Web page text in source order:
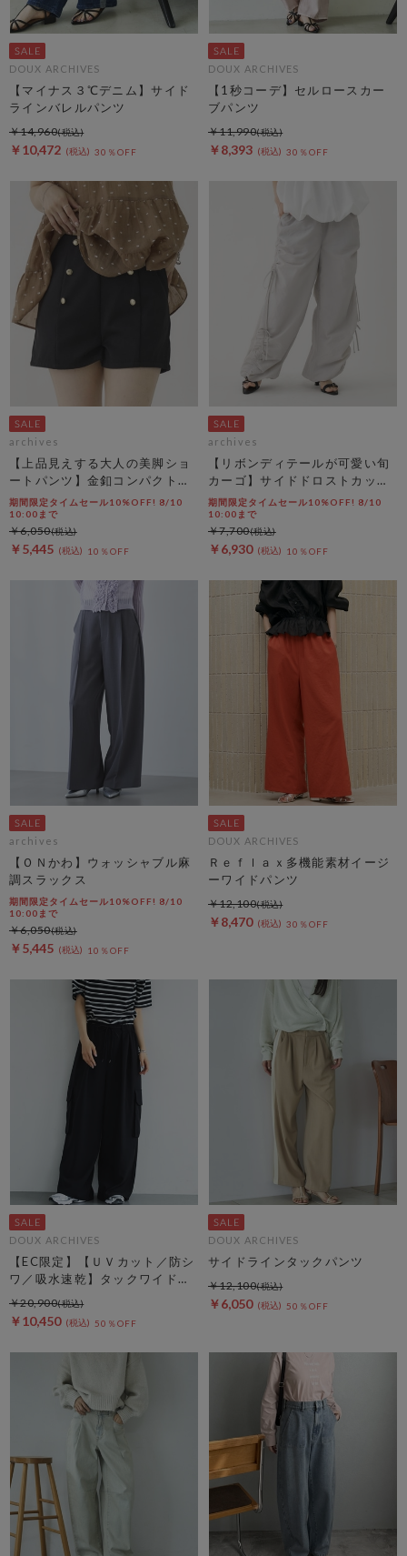
DOUX ARCHIVES
【マイナス３℃デニム】サイド
ラインバレルパンツ
￥10,472 30％OFF
￥14,960
DOUX ARCHIVES
【1秒コーデ】セルロースカー
ブパンツ
￥8,393 30％OFF
￥11,990
archives
【上品見えする大人の美脚ショ
ートパンツ】金釦コンパクトシ
ョートパンツ
期間限定タイムセール10%OFF! 8/10
10:00まで
￥5,445 10％OFF
￥6,050
archives
【リボンディテールが可愛い旬
カーゴ】サイドドロストカット
リボンカーゴＰＴ
期間限定タイムセール10%OFF! 8/10
10:00まで
￥6,930 10％OFF
￥7,700
archives
【ＯＮかわ】ウォッシャブル麻
調スラックス
期間限定タイムセール10%OFF! 8/10
10:00まで
￥5,445 10％OFF
￥6,050
DOUX ARCHIVES
Ｒｅｆｌａｘ多機能素材イージ
ーワイドパンツ
￥8,470 30％OFF
￥12,100
DOUX ARCHIVES
【EC限定】【ＵＶカット／防シ
ワ／吸水速乾】タックワイドカ
ーゴパンツ
￥10,450 50％OFF
￥20,900
DOUX ARCHIVES
サイドラインタックパンツ
￥6,050 50％OFF
￥12,100